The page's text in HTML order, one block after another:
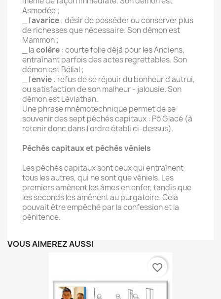
Asmodée ;
_ l'avarice: désir de posséder ou conserver plus
de richesses que nécessaire. Son démon est
Mammon ;
_ lacolère: courte folie déjà pour les Anciens,
entraînant parfois des actes regrettables. Son
démon est Bélial ;
_ l'envie: refus de se réjouir du bonheur d'autrui,
ou satisfaction de son malheur - jalousie. Son
démon est Léviathan.
Une phrase mnémotechnique permet de se
souvenir des sept péchés capitaux : Pô Glacé (à
retenir donc dans l'ordre établi ci-dessus).
Péchés capitaux et péchés véniels
Les péchés capitaux sont ceux qui entraînent
tous les autres, qui ne sont que véniels. Les
premiers amènent les âmes en enfer, tandis que
les seconds les amènent au purgatoire. Cela
pouvait être empêché par la confession et la
pénitence.
VOUS AIMEREZ AUSSI
favorite_border